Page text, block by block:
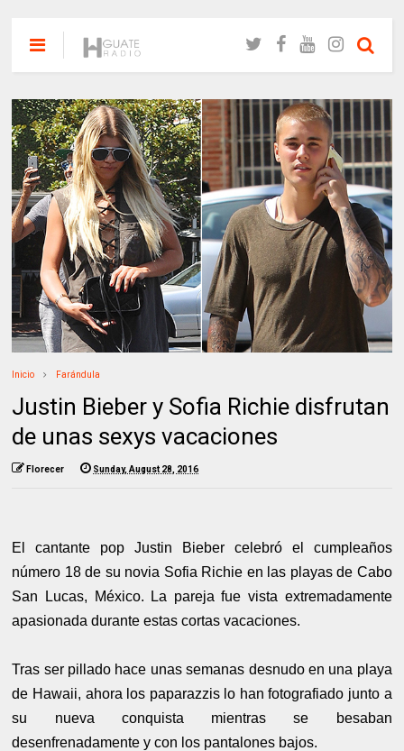
Inicio Farándula
Justin Bieber y Sofia Richie disfrutan
de unas sexys vacaciones
Florecer Sunday, August 28, 2016
El cantante pop Justin Bieber celebró el cumpleaños
número 18 de su novia Sofia Richie en las playas de Cabo
San Lucas, México. La pareja fue vista extremadamente
apasionada durante estas cortas vacaciones.
Tras ser pillado hace unas semanas desnudo en una playa
de Hawaii, ahora los paparazzis lo han fotografiado junto a
su nueva conquista mientras se besaban
desenfrenadamente y con los pantalones bajos.